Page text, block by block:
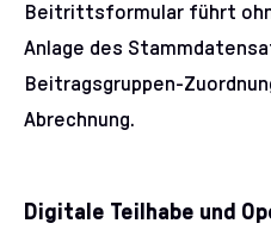
Beitrittsformular führt
Anlage des
Beitragsgruppen-
Abrechnung.
Digitale Teilhabe und